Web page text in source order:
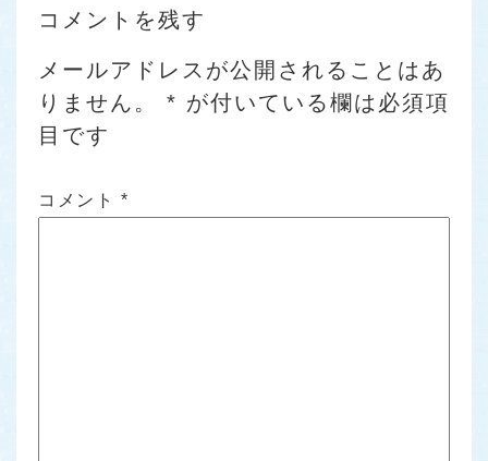
コメントを残す
メールアドレスが公開されることはあ
りません。
* が付いている欄は必須項
目です
コメント *